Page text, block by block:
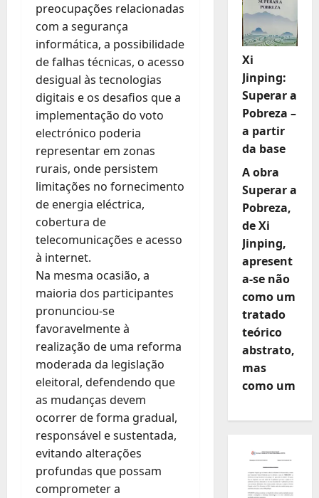
preocupações relacionadas
com a segurança
informática, a possibilidade
de falhas técnicas, o acesso
desigual às tecnologias
digitais e os desafios que a
implementação do voto
electrónico poderia
representar em zonas
rurais, onde persistem
limitações no fornecimento
de energia eléctrica,
cobertura de
telecomunicações e acesso
à internet.
Na mesma ocasião, a
maioria dos participantes
pronunciou-se
favoravelmente à
realização de uma reforma
moderada da legislação
eleitoral, defendendo que
as mudanças devem
ocorrer de forma gradual,
responsável e sustentada,
evitando alterações
profundas que possam
comprometer a
Xi
Jinping:
Superar a
Pobreza –
a partir
da base
A obra
Superar a
Pobreza,
de Xi
Jinping,
apresent
a-se não
como um
tratado
teórico
abstrato,
mas
como um